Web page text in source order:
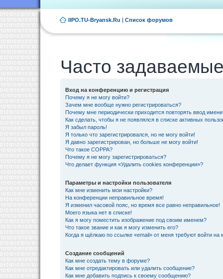
IIPO.TU-Bryansk.Ru | Список форумов
Часто
Вход на конференцию и регистрация
Почему я не могу войти?
Зачем мне вообще нужно регистрироваться?
Почему мне периодически приходится повторять ввод
Как сделать, чтобы я не появлялся в списке активных
Я забыл пароль!
Я только что зарегистрировался, но не могу войти!
Я давно зарегистрирован, но больше не могу войти!
Что такое COPPA?
Почему я не могу зарегистрироваться?
Что делает функция «Удалить cookies конференции»?
Параметры и настройки пользователя
Как мне изменить мои настройки?
На конференции неправильное время!
Я изменил часовой пояс, но время все равно неправильное!
Моего языка нет в списке!
Как я могу поместить изображение под своим именем?
Что такое звание и как я могу изменить его?
Когда я щёлкаю по ссылке «email» от меня требуют войти на
Создание сообщений
Как мне создать тему в форуме?
Как мне отредактировать или удалить сообщение?
Как мне добавить подпись к своему сообщению?